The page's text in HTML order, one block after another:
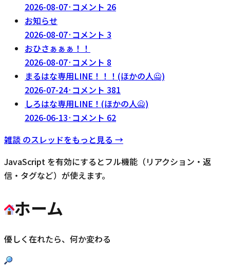
2026-08-07· コメント 26
お知らせ
2026-08-07· コメント 3
おひさぁぁぁ！！
2026-08-07· コメント 8
まるはな専用LINE！！！(ほかの人🙅)
2026-07-24· コメント 381
しろはな専用LINE！(ほかの人🙅)
2026-06-13· コメント 62
雑談 のスレッドをもっと見る →
JavaScript を有効にするとフル機能（リアクション・返
信・タグなど）が使えます。
ホーム
優しく在れたら、何か変わる